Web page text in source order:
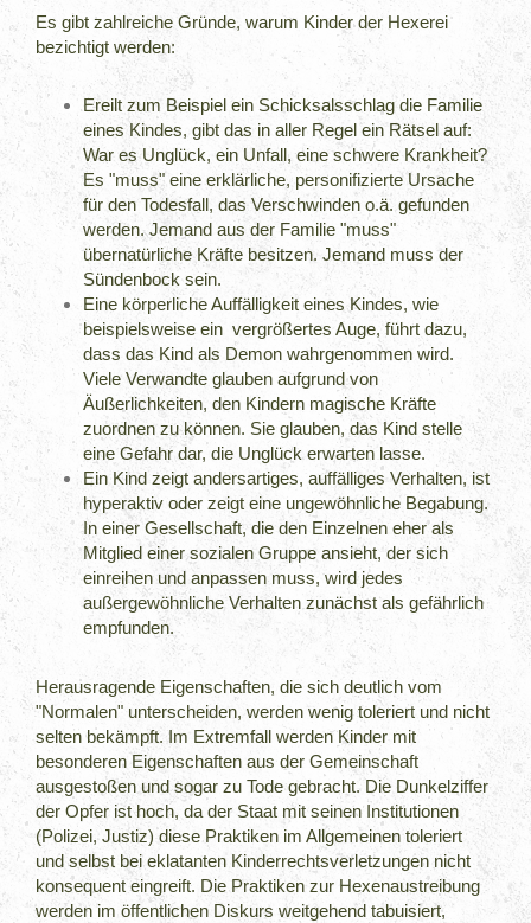
Es gibt zahlreiche Gründe, warum Kinder der Hexerei
bezichtigt werden:
Ereilt zum Beispiel ein Schicksalsschlag die Familie
eines Kindes, gibt das in aller Regel ein Rätsel auf:
War es Unglück, ein Unfall, eine schwere Krankheit?
Es "muss" eine erklärliche, personifizierte Ursache
für den Todesfall, das Verschwinden o.ä. gefunden
werden. Jemand aus der Familie "muss"
übernatürliche Kräfte besitzen. Jemand muss der
Sündenbock sein.
Eine körperliche Auffälligkeit eines Kindes, wie
beispielsweise ein vergrößertes Auge, führt dazu,
dass das Kind als Demon wahrgenommen wird.
Viele Verwandte glauben aufgrund von
Äußerlichkeiten, den Kindern magische Kräfte
zuordnen zu können. Sie glauben, das Kind stelle
eine Gefahr dar, die Unglück erwarten lasse.
Ein Kind zeigt andersartiges, auffälliges Verhalten, ist
hyperaktiv oder zeigt eine ungewöhnliche Begabung.
In einer Gesellschaft, die den Einzelnen eher als
Mitglied einer sozialen Gruppe ansieht, der sich
einreihen und anpassen muss, wird jedes
außergewöhnliche Verhalten zunächst als gefährlich
empfunden.
Herausragende Eigenschaften, die sich deutlich vom
"Normalen" unterscheiden, werden wenig toleriert und nicht
selten bekämpft. Im Extremfall werden Kinder mit
besonderen Eigenschaften aus der Gemeinschaft
ausgestoßen und sogar zu Tode gebracht. Die Dunkelziffer
der Opfer ist hoch, da der Staat mit seinen Institutionen
(Polizei, Justiz) diese Praktiken im Allgemeinen toleriert
und selbst bei eklatanten Kinderrechtsverletzungen nicht
konsequent eingreift. Die Praktiken zur Hexenaustreibung
werden im öffentlichen Diskurs weitgehend tabuisiert,